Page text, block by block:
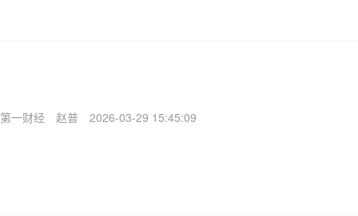
第一财经 赵普 2026-03-29 15:45:09